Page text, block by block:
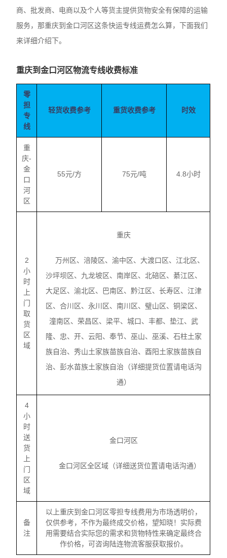
商、批发商、电商以及个人等货主提供货物安全有保障的运输
服务，那重庆到金口河区这条快运专线运费怎么算，下面我们
来详细介绍下。
重庆到金口河区物流专线收费标准
零
担
专
线
轻货收费参考 重货收费参考 时效
重
庆-
金
口
河
区
55元/方 75元/吨 4.8小时
2
小
时
上
门
取
货
区
域
重庆
万州区、涪陵区、渝中区、大渡口区、江北区、
沙坪坝区、九龙坡区、南岸区、北碚区、綦江区、
大足区、渝北区、巴南区、黔江区、长寿区、江津
区、合川区、永川区、南川区、璧山区、铜梁区、
潼南区、荣昌区、梁平、城口、丰都、垫江、武
隆、忠、开、云阳、奉节、巫山、巫溪、石柱土家
族自治、秀山土家族苗族自治、酉阳土家族苗族自
治、彭水苗族土家族自治（详细提货位置请电话沟
通）
4
小
时
送
货
上
门
区
域
金口河区
金口河区全区域（详细送货位置请电话沟通）
备
注
以上重庆到金口河区零担专线费用为市场透明价，
仅供参考，不作为最终成交价格，望知晓！实际费
用需要结合实际您的需求和货物特性来确定最终合
作价格，可咨询陆连物流客服获取报价。